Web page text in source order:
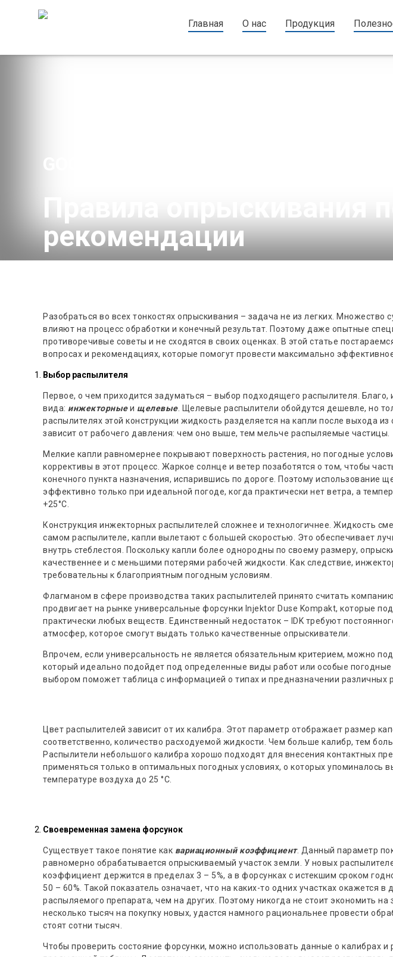
Главная О нас Продукция
Правила опрыскивания
рекомендации
Разобраться во всех тонкостях опрыскивания – задача не из легких. Множество
влияют на процесс обработки и конечный результат. Поэтому даже опытные
противоречивые советы и не сходятся в своих оценках. В этой статье
вопросах и рекомендациях, которые помогут провести максимально
Выбор распылителя
Первое, о чем приходится задуматься – выбор подходящего распылителя. Благо,
вида: инжекторныеи щелевые. Щелевые распылители обойдутся дешевле, но
распылителях этой конструкции жидкость разделяется на капли после выхода
зависит от рабочего давления: чем оно выше, тем мельче распыляемые частицы.
Мелкие капли равномернее покрывают поверхность растения, но погодные
коррективы в этот процесс. Жаркое солнце и ветер позаботятся о том, чтобы
конечного пункта назначения, испарившись по дороге. Поэтому использование
эффективно только при идеальной погоде, когда практически нет ветра, а
+25°С.
Конструкция инжекторных распылителей сложнее и технологичнее. Жидкость
самом распылителе, капли вылетают с большей скоростью. Это обеспечивает
внутрь стеблестоя. Поскольку капли более однородны по своему размеру,
качественнее и с меньшими потерями рабочей жидкости. Как следствие,
требовательны к благоприятным погодным условиям.
Флагманом в сфере производства таких распылителей принято считать
продвигает на рынке универсальные форсунки Injektor Duse Kompakt, которые
практически любых веществ. Единственный недостаток – IDK требуют
атмосфер, которое смогут выдать только качественные опрыскиватели.
Впрочем, если универсальность не является обязательным критерием, можно
который идеально подойдет под определенные виды работ или особые погодные
выбором поможет таблица с информацией о типах и предназначении различных
Цвет распылителей зависит от их калибра. Этот параметр отображает размер
соответственно, количество расходуемой жидкости. Чем больше калибр, тем
Распылители небольшого калибра хорошо подходят для внесения контактных
применяться только в оптимальных погодных условиях, о которых упоминалось
температуре воздуха до 25 °С.
Своевременная замена форсунок
Существует такое понятие как вариационный коэффициент. Данный параметр
равномерно обрабатывается опрыскиваемый участок земли. У новых
коэффициент держится в пределах 3 – 5%, а в форсунках с истекшим сроком
50 – 60%. Такой показатель означает, что на каких-то одних участках окажется в
распыляемого препарата, чем на других. Поэтому никогда не стоит экономить
несколько тысяч на покупку новых, удастся намного рациональнее провести
стоят сотни тысяч.
Чтобы проверить состояние форсунки, можно использовать данные о калибрах и